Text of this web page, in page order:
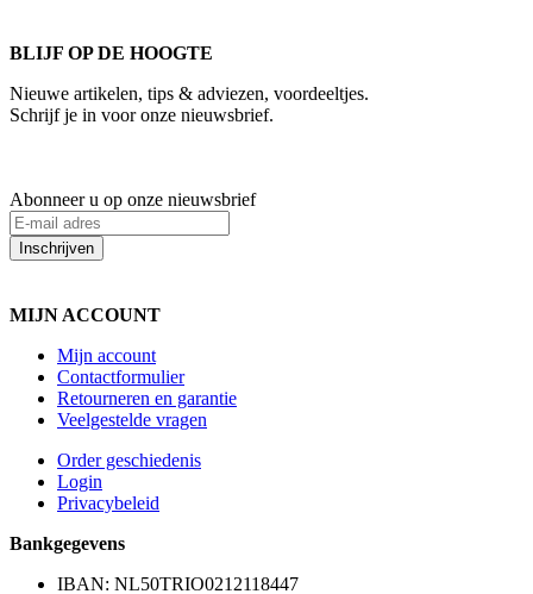
BLIJF OP DE HOOGTE
Nieuwe artikelen, tips & adviezen, voordeeltjes.
Schrijf je in voor onze nieuwsbrief.
Abonneer u op onze nieuwsbrief
Inschrijven
MIJN ACCOUNT
Mijn account
Contactformulier
Retourneren en garantie
Veelgestelde vragen
Order geschiedenis
Login
Privacybeleid
Bankgegevens
IBAN: NL50TRIO0212118447